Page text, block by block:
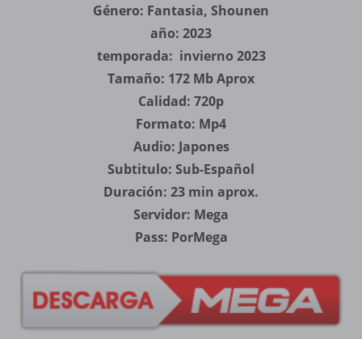
Género: Fantasia, Shounen
año: 2023
temporada: invierno 2023
Tamaño: 172 Mb Aprox
Calidad: 720p
Formato: Mp4
Audio: Japones
Subtitulo: Sub-Español
Duración: 23 min aprox.
Servidor: Mega
Pass: PorMega